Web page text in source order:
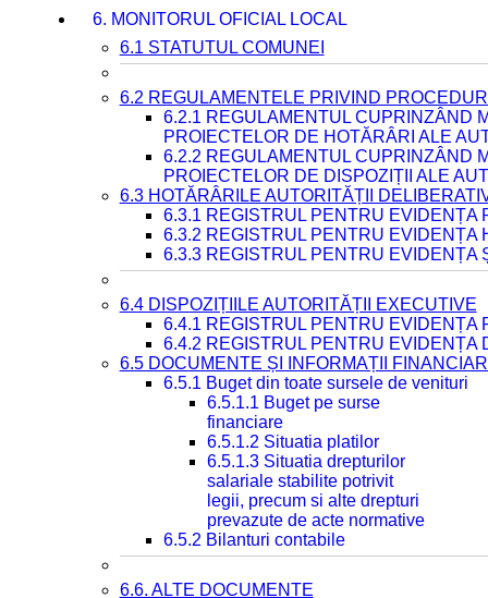
6. MONITORUL OFICIAL LOCAL
6.1 STATUTUL COMUNEI
6.2 REGULAMENTELE PRIVIND
6.2.1 REGULAMENTUL CUPRINZÂND
PROIECTELOR DE HOTĂRÂRI ALE
6.2.2 REGULAMENTUL CUPRINZÂND
PROIECTELOR DE DISPOZIȚII ALE
6.3 HOTĂRÂRILE AUTORITĂȚII
6.3.1 REGISTRUL PENTRU EVIDENȚA
6.3.2 REGISTRUL PENTRU EVIDENȚA
6.3.3 REGISTRUL PENTRU EVIDENȚA
6.4 DISPOZIȚIILE AUTORITĂȚII EXECUTIVE
6.4.1 REGISTRUL PENTRU EVIDENȚA
6.4.2 REGISTRUL PENTRU EVIDENȚA
6.5 DOCUMENTE ȘI INFORMAȚII
6.5.1 Buget din toate sursele de venituri
6.5.1.1 Buget pe surse
financiare
6.5.1.2 Situatia platilor
6.5.1.3 Situatia drepturilor
salariale stabilite potrivit
legii, precum si alte drepturi
prevazute de acte normative
6.5.2 Bilanturi contabile
6.6. ALTE DOCUMENTE